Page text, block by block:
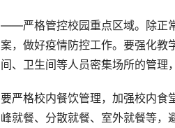
——严格管控校园重点区域。除正
案，做好疫情防控工作。要强化教
间、卫生间等人员密集场所的管理
要严格校内餐饮管理，加强校内食
峰就餐、分散就餐、室外就餐等，